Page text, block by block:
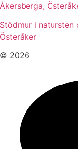
Åkersberga,
Stödmur i natursten
Österåker
© 2026